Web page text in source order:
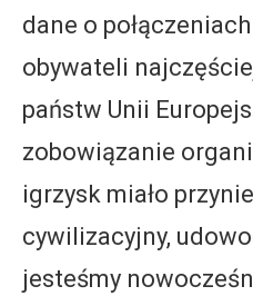
dane o
obywateli
państw Unii
zobowiązanie
igrzysk miało
cywilizacyjny,
jesteśmy